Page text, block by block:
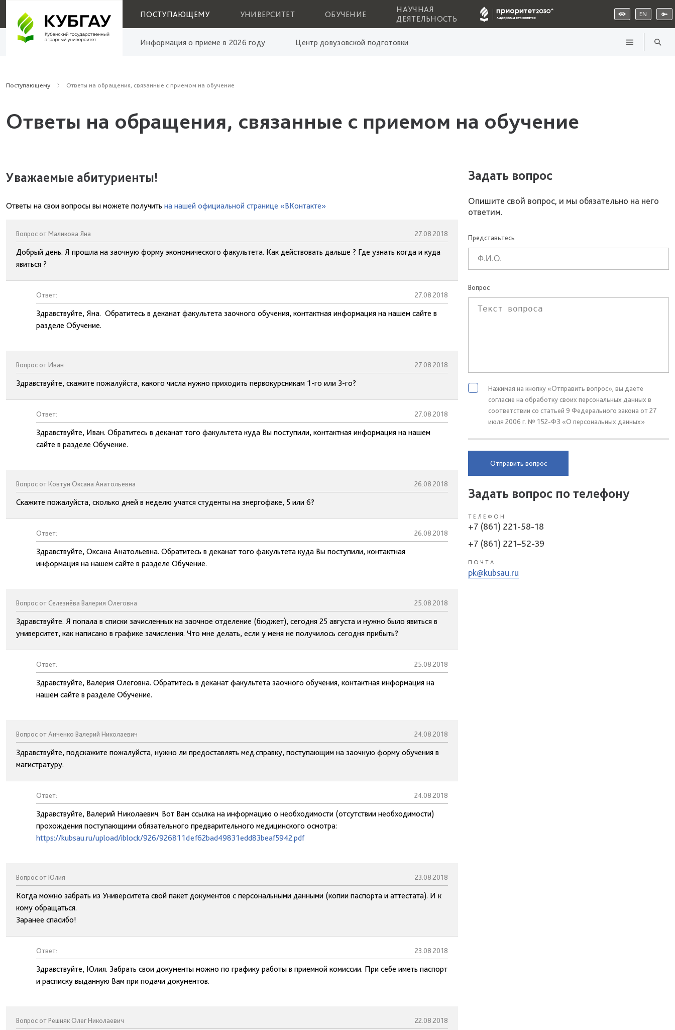
ПОСТУПАЮЩЕМУ УНИВЕРСИТЕТ ОБУЧЕНИЕ
НАУЧНАЯ
ДЕЯТЕЛЬНОСТЬ
EN
Информация о приеме в 2026 году Центр довузовской подготовки
Поступающему Ответы на обращения, связанные с приемом на обучение
Ответы на обращения, связанные с приемом на обучение
Уважаемые абитуриенты!
Ответы на свои вопросы вы можете получить на нашей официальной странице «ВКонтакте»
Вопрос от Маликова Яна 27.08.2018
Добрый день. Я прошла на заочную форму экономического факультета. Как действовать дальше ? Где узнать когда и куда
явиться ?
Ответ: 27.08.2018
Здравствуйте, Яна. Обратитесь в деканат факультета заочного обучения, контактная информация на нашем сайте в
разделе Обучение.
Вопрос от Иван 27.08.2018
Здравствуйте, скажите пожалуйста, какого числа нужно приходить первокурсникам 1-го или 3-го?
Ответ: 27.08.2018
Здравствуйте, Иван. Обратитесь в деканат того факультета куда Вы поступили, контактная информация на нашем
сайте в разделе Обучение.
Вопрос от Ковтун Оксана Анатольевна 26.08.2018
Скажите пожалуйста, сколько дней в неделю учатся студенты на знергофаке, 5 или 6?
Ответ: 26.08.2018
Здравствуйте, Оксана Анатольевна. Обратитесь в деканат того факультета куда Вы поступили, контактная
информация на нашем сайте в разделе Обучение.
Вопрос от Селезнёва Валерия Олеговна 25.08.2018
Здравствуйте. Я попала в списки зачисленных на заочное отделение (бюджет), сегодня 25 августа и нужно было явиться в
университет, как написано в графике зачисления. Что мне делать, если у меня не получилось сегодня прибыть?
Ответ: 25.08.2018
Здравствуйте, Валерия Олеговна. Обратитесь в деканат факультета заочного обучения, контактная информация на
нашем сайте в разделе Обучение.
Вопрос от Анченко Валерий Николаевич 24.08.2018
Здравствуйте, подскажите пожалуйста, нужно ли предоставлять мед.справку, поступающим на заочную форму обучения в
магистратуру.
Ответ: 24.08.2018
Здравствуйте, Валерий Николаевич. Вот Вам ссылка на информацию о необходимости (отсутствии необходимости)
прохождения поступающими обязательного предварительного медицинского осмотра:
https://kubsau.ru/upload/iblock/926/926811def62bad49831edd83beaf5942.pdf
Вопрос от Юлия 23.08.2018
Когда можно забрать из Университета свой пакет документов с персональными данными (копии паспорта и аттестата). И к
кому обращаться.
Заранее спасибо!
Ответ: 23.08.2018
Здравствуйте, Юлия. Забрать свои документы можно по графику работы в приемной комиссии. При себе иметь паспорт
и расписку выданную Вам при подачи документов.
Вопрос от Решняк Олег Николаевич 22.08.2018
Задать вопрос
Опишите свой вопрос, и мы обязательно на него
ответим.
Представьтесь
Вопрос
Нажимая на кнопку «Отправить вопрос», вы даете
согласие на обработку своих персональных данных в
соответствии со статьей 9 Федерального закона от 27
июля 2006 г. № 152-ФЗ «О персональных данных»
Отправить вопрос
Задать вопрос по телефону
ТЕЛЕФОН
+7 (861) 221-58-18
+7 (861) 221–52-39
ПОЧТА
pk@kubsau.ru